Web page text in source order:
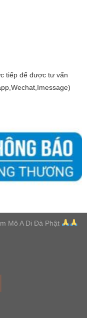
tiếp để được tư vấn
Mô A Di Đà Phật